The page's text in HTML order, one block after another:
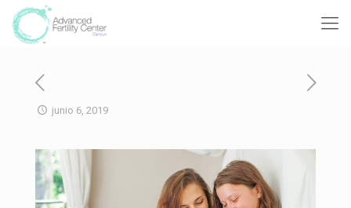
junio 6, 2019